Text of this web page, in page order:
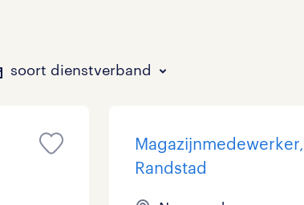
soort dienstverband
Magazijnmedewerker,
Randstad